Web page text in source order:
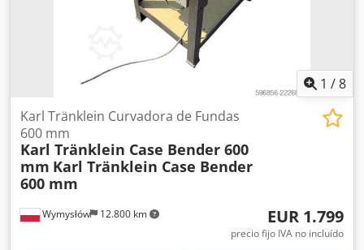
1 /8
Wymysłów 12.800 km
Karl Tränklein Curvadora de Fundas
600 mm
Karl Tränklein Case Bender 600
mm Karl Tränklein Case Bender
600 mm
EUR 1.799
precio fijo IVA no incluído